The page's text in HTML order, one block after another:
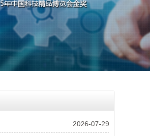
2026-07-29